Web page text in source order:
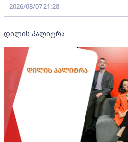
2026/08/07 21:28
დილის პალიტრა